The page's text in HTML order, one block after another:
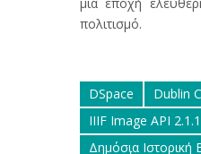
πολιτισμό.
DSpace
Dublin
IIIF Image API 2.1.1
Δημόσια Ιστορική